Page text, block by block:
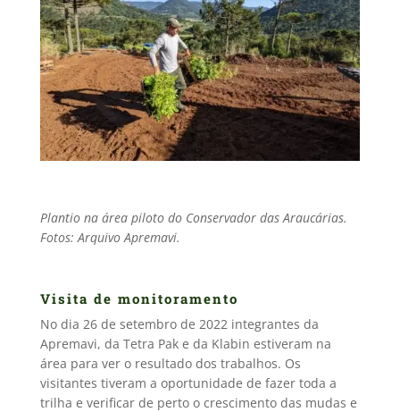
Plantio na área piloto do Conservador das Araucárias.
Fotos: Arquivo Apremavi.
Visita de monitoramento
No dia 26 de setembro de 2022 integrantes da
Apremavi, da Tetra Pak e da Klabin estiveram na
área para ver o resultado dos trabalhos. Os
visitantes tiveram a oportunidade de fazer toda a
trilha e verificar de perto o crescimento das mudas e